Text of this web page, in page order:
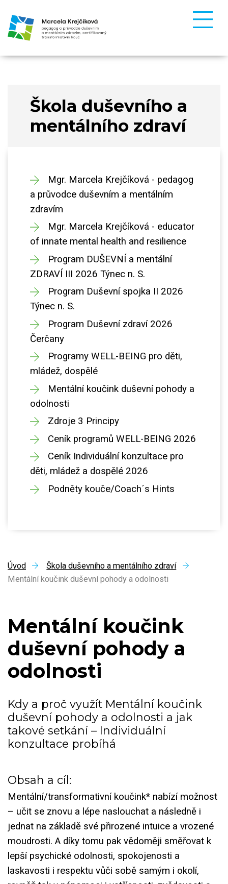
Škola duševního a
mentálního zdraví
Mgr. Marcela Krejčíková - pedagog
a průvodce duševním a mentálním
zdravím
Mgr. Marcela Krejčíková - educator
of innate mental health and resilience
Program DUŠEVNÍ a mentální
ZDRAVÍ III 2026 Týnec n. S.
Program Duševní spojka II 2026
Týnec n. S.
Program Duševní zdraví 2026
Čerčany
Programy WELL-BEING pro děti,
mládež, dospělé
Mentální koučink duševní pohody a
odolnosti
Zdroje 3 Principy
Ceník programů WELL-BEING 2026
Ceník Individuální konzultace pro
děti, mládež a dospělé 2026
Podněty kouče/Coach´s Hints
Úvod
Škola duševního a mentálního zdraví
Mentální koučink duševní pohody a odolnosti
Mentální koučink
duševní pohody a
odolnosti
Kdy a proč využít Mentální koučink
duševní pohody a odolnosti a jak
takové setkání – Individuální
konzultace probíhá
Obsah a cíl:
Mentální/transformativní koučink* nabízí možnost
– učit se znovu a lépe naslouchat a následně i
jednat na základě své přirozené intuice a vrozené
moudrosti. A díky tomu pak vědoměji směřovat k
lepší psychické odolnosti, spokojenosti a
laskavosti i respektu vůči sobě samým i okolí,